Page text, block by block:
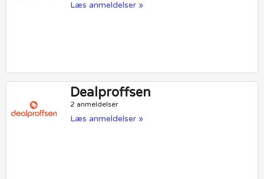
Læs anmeldelser »
Dealproffsen
2 anmeldelser
Læs anmeldelser »